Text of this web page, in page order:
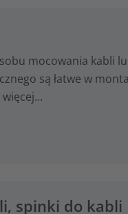
mocowania kabli
są łatwe w
spinki do kabli